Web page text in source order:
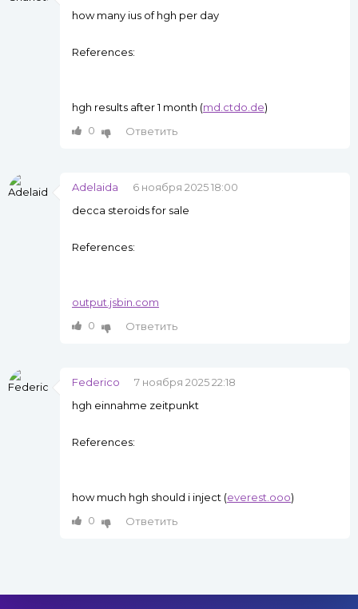
how many ius of hgh per day
References:
hgh results after 1 month (md.ctdo.de)
0
Ответить
Adelaida
6 ноября 2025 18:00
decca steroids for sale
References:
output.jsbin.com
0
Ответить
Federico
7 ноября 2025 22:18
hgh einnahme zeitpunkt
References:
how much hgh should i inject (everest.ooo)
0
Ответить